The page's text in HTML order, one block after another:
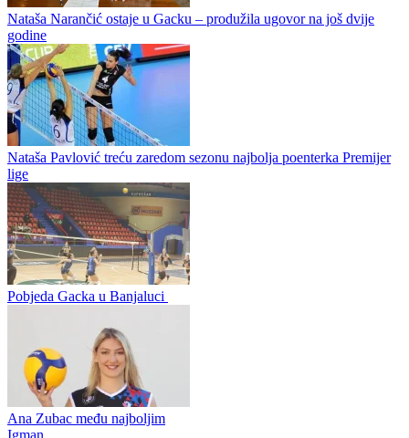
hercegovačke odbojke, krenule su u novu evropsku misiju. U okviru
druge runde kvalifikacija za CEV Ligu šampiona,...
Radmila Marković ponovo na klupi BL Volleya
Nataša Narančić ostaje u Gacku – produžila ugovor na još dvije
godine
Nataša Pavlović treću zaredom sezonu najbolja poenterka Premijer
lige